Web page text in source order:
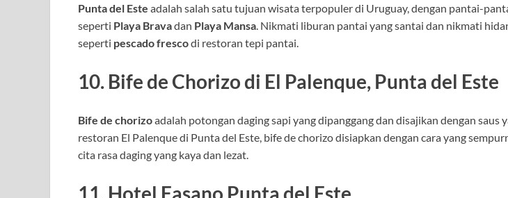
Punta del Este adalah salah satu tujuan wisata terpopuler di Uruguay, dengan pantai-
seperti Playa Bravadan Playa Mansa . Nikmati liburan pantai yang santai dan nikmati
seperti pescado frescodi restoran tepi pantai.
10. Bife de Chorizo di El Palenque, Punta del Este
Bife de chorizoadalah potongan daging sapi yang dipanggang dan disajikan dengan saus
restoran El Palenque di Punta del Este, bife de chorizo disiapkan dengan cara yang
cita rasa daging yang kaya dan lezat.